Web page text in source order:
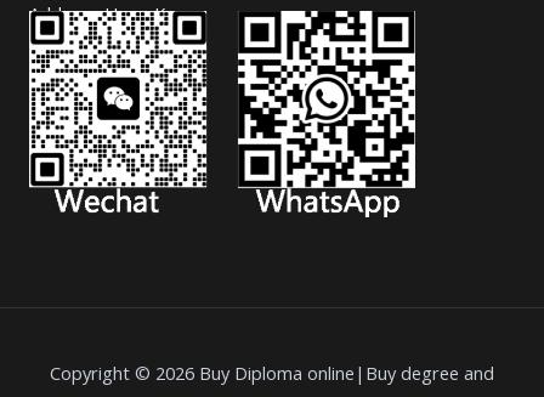
Address: Hong Kong.
Copyright © 2026 Buy Diploma online|Buy degree and